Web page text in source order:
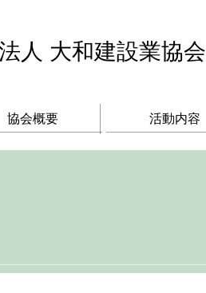
人 大和建設業協会
協会概要 活動内容